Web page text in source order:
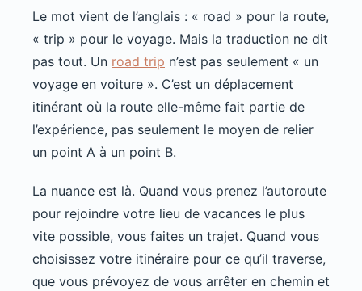
Le mot vient de l’anglais : « road » pour la route,
« trip » pour le voyage. Mais la traduction ne dit
pas tout. Un road trip n’est pas seulement « un
voyage en voiture ». C’est un déplacement
itinérant où la route elle-même fait partie de
l’expérience, pas seulement le moyen de relier
un point A à un point B.
La nuance est là. Quand vous prenez l’autoroute
pour rejoindre votre lieu de vacances le plus
vite possible, vous faites un trajet. Quand vous
choisissez votre itinéraire pour ce qu’il traverse,
que vous prévoyez de vous arrêter en chemin et